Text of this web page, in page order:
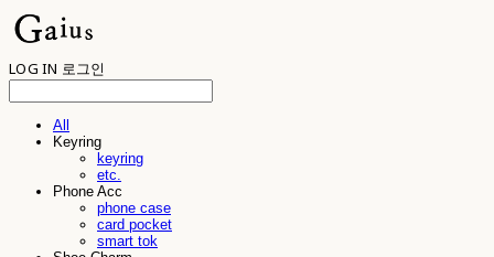
LOG IN 로그인
All
Keyring
keyring
etc.
Phone Acc
phone case
card pocket
smart tok